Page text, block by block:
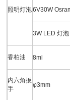
照明灯泡6V30W
3W LED 灯泡
香柏油 8ml
内六角扳
手
φ3mm